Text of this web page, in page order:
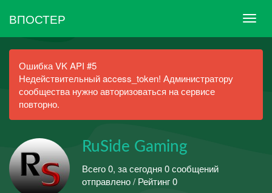
ВПОСТЕР
Ошибка VK API #5
Недействительный access_token! Администратору
сообщества нужно авторизоваться на сервисе
повторно.
RuSide Gaming
Всего 0, за сегодня 0 сообщений
отправлено / Рейтинг 0